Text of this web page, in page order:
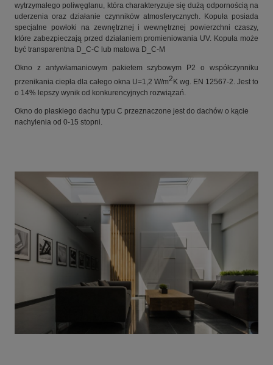
wytrzymałego poliwęglanu, która charakteryzuje się dużą odpornością na
uderzenia oraz działanie czynników atmosferycznych. Kopuła posiada
specjalne powłoki na zewnętrznej i wewnętrznej powierzchni czaszy,
które zabezpieczają przed działaniem promieniowania UV. Kopuła może
być transparentna D_C-C lub matowa D_C-M
Okno z antywłamaniowym pakietem szybowym P2 o współczynniku
przenikania ciepła dla całego okna U=1,2 W/m2 K wg. EN 12567-2. Jest to
o 14% lepszy wynik od konkurencyjnych rozwiązań.
Okno do płaskiego dachu typu C przeznaczone jest do dachów o kącie
nachylenia od 0-15 stopni.